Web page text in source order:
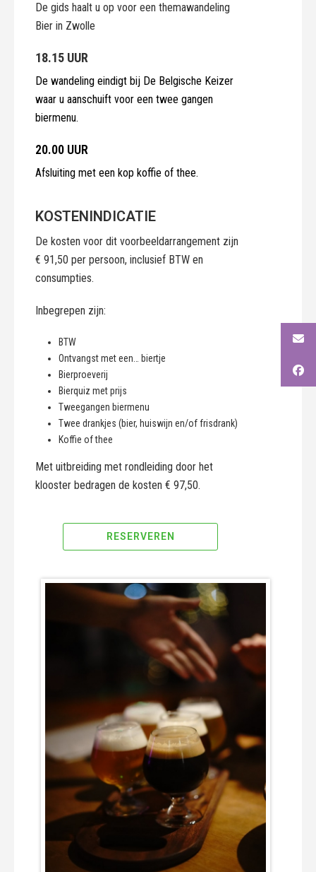
De gids haalt u op voor een themawandeling
Bier in Zwolle
18.15 UUR
De wandeling eindigt bij De Belgische Keizer
waar u aanschuift voor een twee gangen
biermenu.
20.00 UUR
Afsluiting met een kop koffie of thee.
KOSTENINDICATIE
De kosten voor dit voorbeeldarrangement zijn
€ 91,50 per persoon, inclusief BTW en
consumpties.
Inbegrepen zijn:
BTW
Ontvangst met een… biertje
Bierproeverij
Bierquiz met prijs
Tweegangen biermenu
Twee drankjes (bier, huiswijn en/of frisdrank)
Koffie of thee
Met uitbreiding met rondleiding door het
klooster bedragen de kosten € 97,50.
RESERVEREN